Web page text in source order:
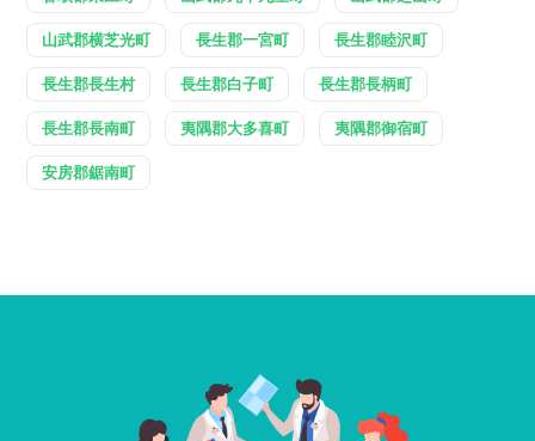
山武郡横芝光町 長生郡一宮町 長生郡睦沢町
長生郡長生村 長生郡白子町 長生郡長柄町
長生郡長南町 夷隅郡大多喜町 夷隅郡御宿町
安房郡鋸南町